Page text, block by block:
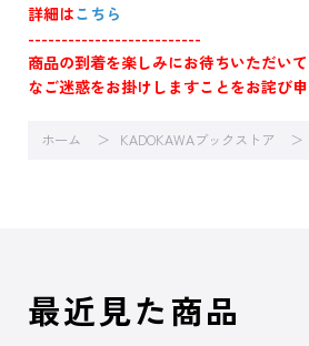
詳細はこちら
--------------------------
商品の到着を楽しみにお待ちいただい
なご迷惑をお掛けしますことをお詫び申
ホーム KADOKAWAブックストア
最近見た商品